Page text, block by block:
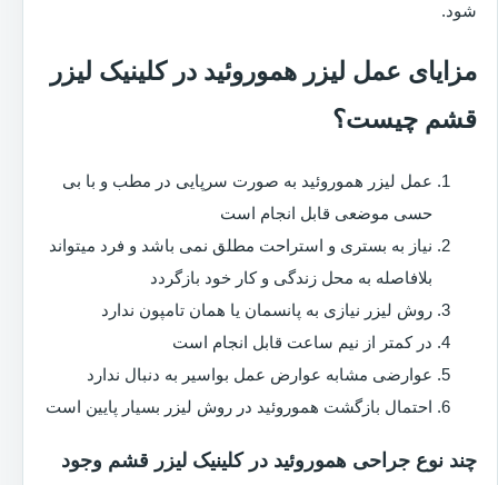
شود.
مزایای عمل لیزر هموروئید در کلینیک لیزر
قشم چیست؟
عمل لیزر هموروئید به صورت سرپایی در مطب و با بی
حسی موضعی قابل انجام است
نیاز به بستری و استراحت مطلق نمی باشد و فرد میتواند
بلافاصله به محل زندگی و کار خود بازگردد
روش لیزر نیازی به پانسمان یا همان تامپون ندارد
در کمتر از نیم ساعت قابل انجام است
عوارضی مشابه عوارض عمل بواسیر به دنبال ندارد
احتمال بازگشت هموروئید در روش لیزر بسیار پایین است
چند نوع جراحی هموروئید در کلینیک لیزر قشم وجود